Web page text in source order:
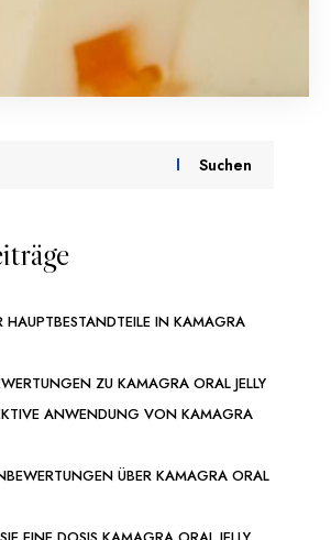
Suchen
HAUPTBESTANDTEILE IN KAMAGRA
ZU KAMAGRA ORAL JELLY
ANWENDUNG VON KAMAGRA
ÜBER KAMAGRA ORAL